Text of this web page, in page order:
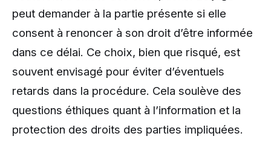
peut demander à la partie présente si elle
consent à renoncer à son droit d’être informée
dans ce délai. Ce choix, bien que risqué, est
souvent envisagé pour éviter d’éventuels
retards dans la procédure. Cela soulève des
questions éthiques quant à l’information et la
protection des droits des parties impliquées.